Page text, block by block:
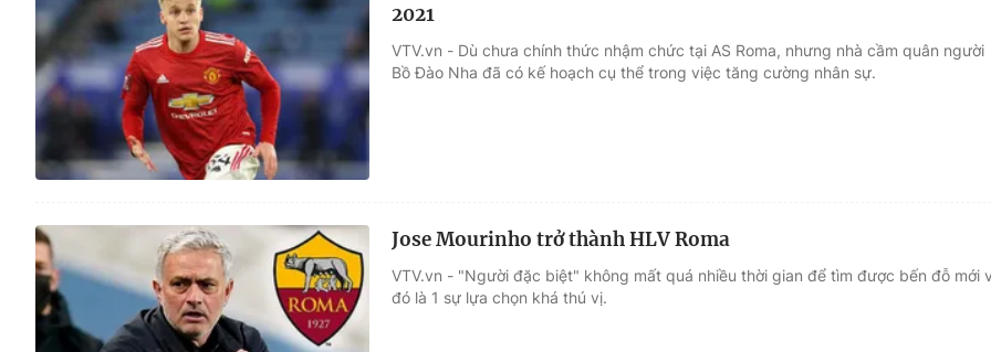
2021
VTV.vn - Dù chưa chính thức nhậm chức tại AS Roma, nhưng nhà cầm quân người
Bồ Đào Nha đã có kế hoạch cụ thể trong việc tăng cường nhân sự.
Jose Mourinho trở thành HLV Roma
VTV.vn - "Người đặc biệt" không mất quá nhiều thời gian để tìm được bến đỗ mới
đó là 1 sự lựa chọn khá thú vị.